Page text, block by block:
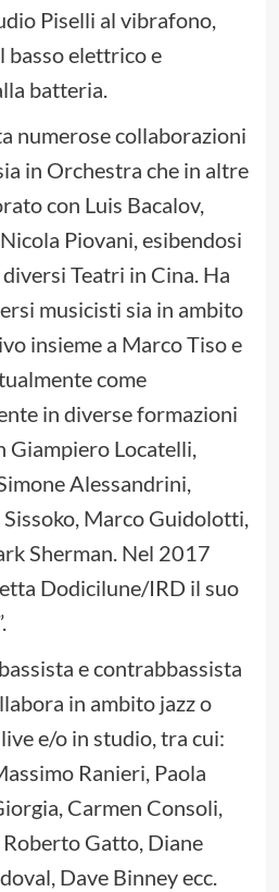
Piselli al vibrafono,
basso elettrico e
batteria.
numerose collaborazioni
in Orchestra che in altre
con Luis Bacalov,
Piovani, esibendosi
Teatri in Cina. Ha
musicisti sia in ambito
insieme a Marco Tiso e
come
in diverse formazioni
Giampiero Locatelli,
Alessandrini,
Marco Guidolotti,
Sherman. Nel 2017
Dodicilune/IRD il suo
bassista e contrabbassista
in ambito jazz o
e/o in studio, tra cui:
Ranieri, Paola
Carmen Consoli,
Gatto, Diane
Dave Binney ecc.